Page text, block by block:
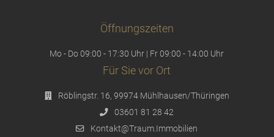
Öffnungszeiten
Mo - Do 09:00 - 17:30 Uhr | Fr 09:00 - 14:00 Uhr
Für Sie vor Ort
Röblingstr. 16, 99974 Mühlhausen/Thüringen
03601 81 28 42
Kontakt@Traum.Immobilien